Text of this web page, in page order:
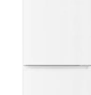
Tabla interactiva